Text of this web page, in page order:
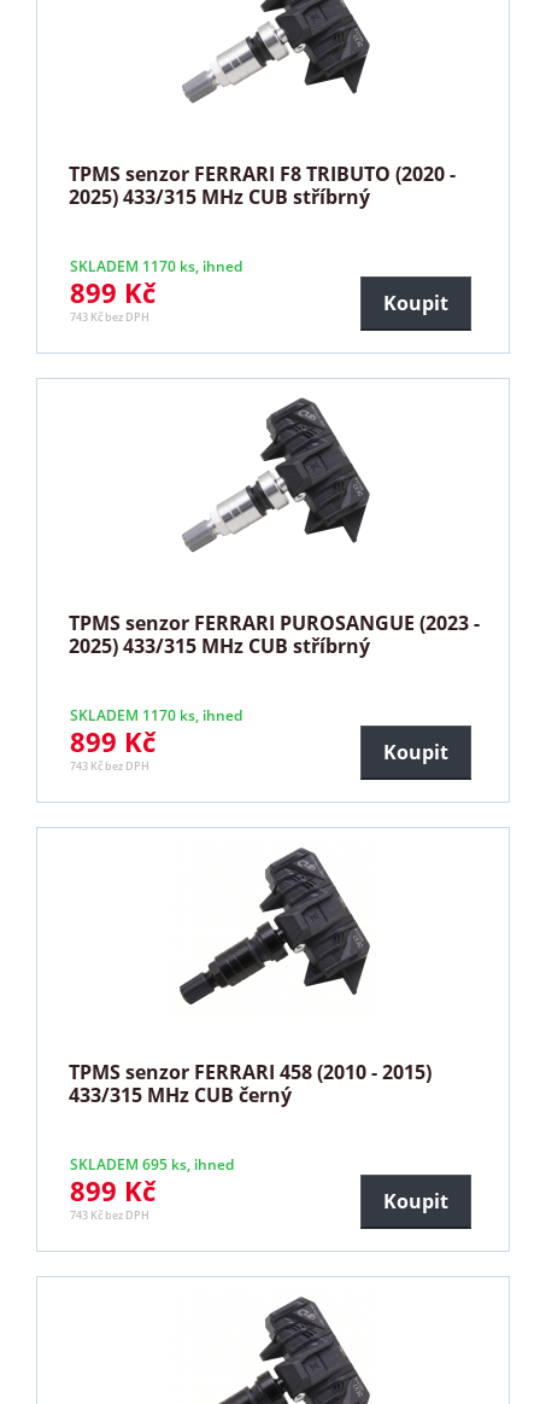
TPMS senzor FERRARI F8 TRIBUTO (2020 -
2025) 433/315 MHz CUB stříbrný
SKLADEM 1170 ks, ihned
899 Kč
743 Kč bez DPH
Koupit
TPMS senzor FERRARI PUROSANGUE (2023 -
2025) 433/315 MHz CUB stříbrný
SKLADEM 1170 ks, ihned
899 Kč
743 Kč bez DPH
Koupit
TPMS senzor FERRARI 458 (2010 - 2015)
433/315 MHz CUB černý
SKLADEM 695 ks, ihned
899 Kč
743 Kč bez DPH
Koupit